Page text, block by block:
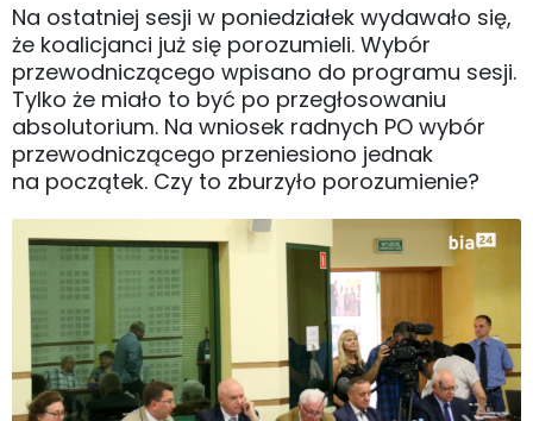
Na ostatniej sesji w poniedziałek wydawało się,
że koalicjanci już się porozumieli. Wybór
przewodniczącego wpisano do programu sesji.
Tylko że miało to być po przegłosowaniu
absolutorium. Na wniosek radnych PO wybór
przewodniczącego przeniesiono jednak
na początek. Czy to zburzyło porozumienie?